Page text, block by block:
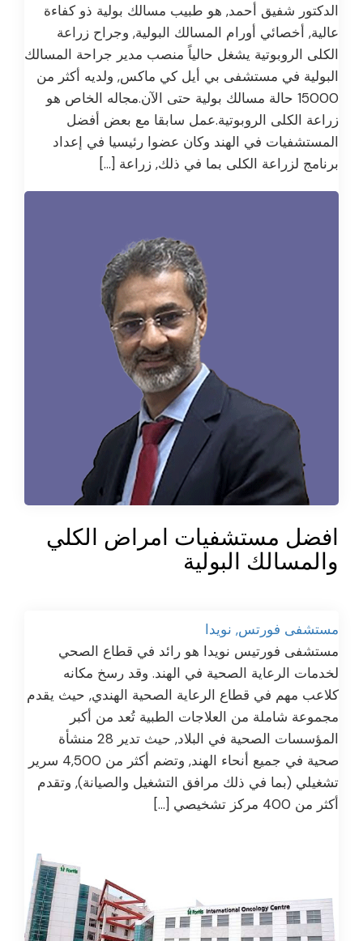
الدكتور شفيق أحمد, هو طبيب مسالك بولية ذو كفاءة
عالية, أخصائي أورام المسالك البولية, وجراح زراعة
الكلى الروبوتية يشغل حالياً منصب مدير جراحة المسالك
البولية في مستشفى بي أيل كي ماكس, ولديه أكثر من
15000 حالة مسالك بولية حتى الآن.مجاله الخاص هو
زراعة الكلى الروبوتية.عمل سابقا مع بعض أفضل
المستشفيات في الهند وكان عضوا رئيسيا في إعداد
برنامج لزراعة الكلى بما في ذلك, زراعة […]
افضل مستشفيات امراض الكلي
والمسالك البولية
مستشفى فورتس, نويدا
مستشفى فورتيس نويدا هو رائد في قطاع الصحي
لخدمات الرعاية الصحية في الهند. وقد رسخ مكانه
كلاعب مهم في قطاع الرعاية الصحية الهندي, حيث يقدم
مجموعة شاملة من العلاجات الطبية تُعد من أكبر
المؤسسات الصحية في البلاد, حيث تدير 28 منشأة
صحية في جميع أنحاء الهند, وتضم أكثر من 4,500 سرير
تشغيلي (بما في ذلك مرافق التشغيل والصيانة), وتقدم
أكثر من 400 مركز تشخيصي […]